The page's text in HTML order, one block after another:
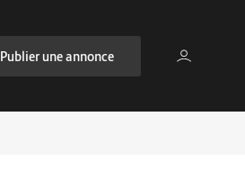
Publier une annonce